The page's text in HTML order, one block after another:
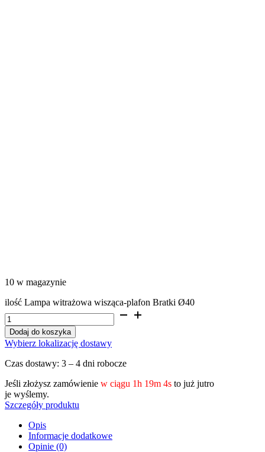
10 w magazynie
ilość Lampa witrażowa wisząca-plafon Bratki Ø40
Dodaj do koszyka
Wybierz lokalizację dostawy
Czas dostawy: 3 – 4 dni robocze
Jeśli złożysz zamówienie w ciągu 1h 19m 3s to już jutro
je wyślemy.
Szczegóły produktu
Opis
Informacje dodatkowe
Opinie (0)